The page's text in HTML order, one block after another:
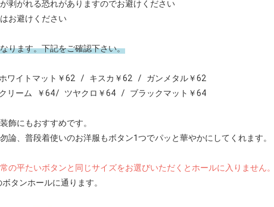
剥がれる恐れがありますのでお避けください
お避けください
ります。下記をご確認下さい。
ワイトマット￥62 / キスカ￥62 / ガンメタル￥62
リーム ￥64/ ツヤクロ￥64 / ブラックマット￥64
飾にもおすすめです。
論、普段着使いのお洋服もボタン1つでパッと華やかにしてくれます。
の平たいボタンと同じサイズをお選びいただくとホールに入りません。
タンホールに通ります。